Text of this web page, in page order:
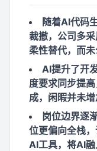
随着AI代码
裁撤，公司多
柔性替代，而未
AI提升了开
度要求同步提
成，闲暇并未增
岗位边界逐
位更偏向全栈
AI工具，将AI融